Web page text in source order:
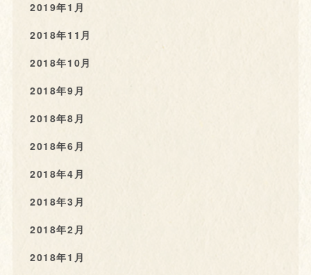
2019年1月
2018年11月
2018年10月
2018年9月
2018年8月
2018年6月
2018年4月
2018年3月
2018年2月
2018年1月